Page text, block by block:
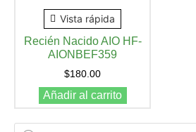
Vista rápida
Recién Nacido AIO HF-
AIONBEF359
$180.00
Añadir al carrito